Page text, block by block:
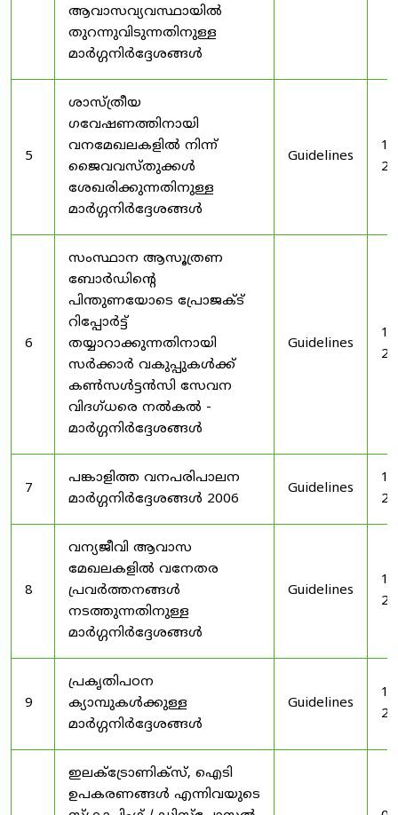
ആവാസവ്യവസ്ഥായിൽ
തുറന്നുവിടുന്നതിനുള്ള
മാർഗ്ഗനിർദ്ദേശങ്ങൾ
5
ശാസ്ത്രീയ
ഗവേഷണത്തിനായി
വനമേഖലകളിൽ നിന്ന്
ജൈവവസ്തുക്കൾ
ശേഖരിക്കുന്നതിനുള്ള
മാർഗ്ഗനിർദ്ദേശങ്ങൾ
Guidelines
6
സംസ്ഥാന ആസൂത്രണ
ബോർഡിൻ്റെ
പിന്തുണയോടെ പ്രോജക്ട്
റിപ്പോർട്ട്
തയ്യാറാക്കുന്നതിനായി
സർക്കാർ വകുപ്പുകൾക്ക്
കൺസൾട്ടൻസി സേവന
വിദഗ്ധരെ നൽകൽ -
മാർഗ്ഗനിർദ്ദേശങ്ങൾ
Guidelines
7
പങ്കാളിത്ത വനപരിപാലന
മാർഗ്ഗനിർദ്ദേശങ്ങൾ 2006
Guidelines
8
വന്യജീവി ആവാസ
മേഖലകളിൽ വനേതര
പ്രവർത്തനങ്ങൾ
നടത്തുന്നതിനുള്ള
മാർഗ്ഗനിർദ്ദേശങ്ങൾ
Guidelines
9
പ്രകൃതിപഠന
ക്യാമ്പുകൾക്കുള്ള
മാർഗ്ഗനിർദ്ദേശങ്ങൾ
Guidelines
ഇലക്‌ട്രോണിക്‌സ്, ഐടി
ഉപകരണങ്ങൾ എന്നിവയുടെ